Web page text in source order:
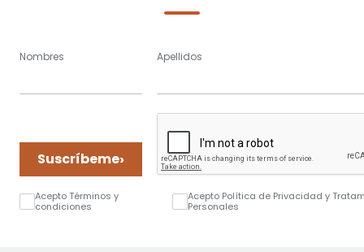
Nombres Apellidos
Suscríbeme›
Acepto Términos y
condiciones
Acepto Política de Privacidad y
Personales